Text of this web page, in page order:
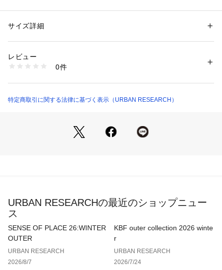
同素材で展開しているジャケットをベースに衿を排したノーカ
ゾート、アウトドア拠点回遊へとシームレスに対応します。
フロントはスナップボタン開き仕様。控えめな光沢を持つ小ぶ
保。袋布にはメッシュ素材を使用し、軽快で蒸れにくい仕様で
東レのDotAirは、軽量で通気性に優れた機能素材であり、特に
アクティブウェアやアウトドアウェア、夏用の衣類に適した素
材です。
特殊な織り方により、非常に小さな通気孔が生地に施されてい
ます。これにより空気の流れが良く、風通しが良いため、体温
性別：メンズ
素材：複合繊維(ポリエステル)57% ポリエステル43%
洗濯：-
※詳しい洗濯方法については、商品の品質表示タグをご覧ください
FE26230-1050212 （ショップ）
サイズ詳細
レビュー
0件
特定商取引に関する法律に基づく表示（URBAN RESEARCH）
URBAN RESEARCHの最近のショップニュー
ス
SENSE OF PLACE 26:WINTER
OUTER
URBAN RESEARCH
2026/8/7
KBF outer collection 2026 winte
r
URBAN RESEARCH
2026/7/24